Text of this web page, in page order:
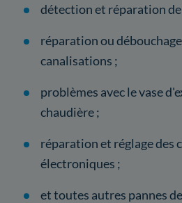
détection et réparation
réparation ou
canalisations ;
problèmes avec le vase
chaudière ;
réparation et réglage des
électroniques ;
et toutes autres pannes